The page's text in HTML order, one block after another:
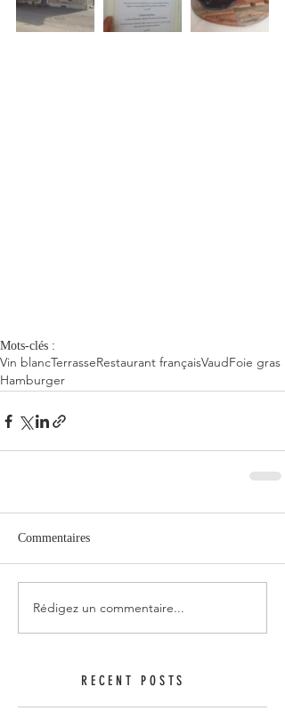
Mots-clés :
Vin blancTerrasseRestaurant françaisVaudFoie gras
Hamburger
Commentaires
Rédigez un commentaire...
RECENT POSTS